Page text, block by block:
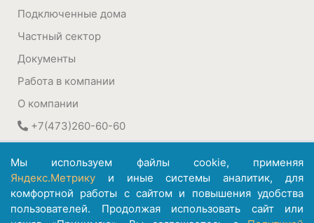
Подключенные дома
Частный сектор
Документы
Работа в компании
О компании
+7(473)260-60-60
ул. Плехановская, 22а
©АО ИК "Информсвязь-Черноземье"
1992 – 2026
Мы используем файлы cookie, применяя
Яндекс.Метрику и иные системы аналитик, для
комфортной работы с сайтом и повышения удобства
пользователей. Продолжая использовать сайт или